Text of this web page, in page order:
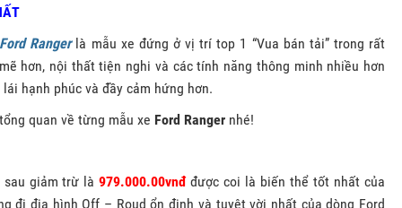
Ford Rangerlà mẫu xe đứng ở vị trí top 1 “Vua bán tải” trong rất
hơn, nội thất tiện nghi và các tính năng thông minh nhiều hơn
hạnh phúc và đầy cảm hứng hơn.
quan về từng mẫu xe Ford Ranger nhé!
giảm trừ là979.000.00vnđđược coi là biến thể tốt nhất của
đi địa hình Off – Roud ổn định và tuyệt vời nhất của dòng Ford